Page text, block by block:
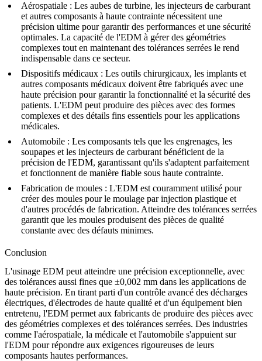
Aérospatiale : Les aubes de turbine, les injecteurs de carburant
et autres composants à haute contrainte nécessitent une
précision ultime pour garantir des performances et une sécurité
optimales. La capacité de l'EDM à gérer des géométries
complexes tout en maintenant des tolérances serrées le rend
indispensable dans ce secteur.
Dispositifs médicaux : Les outils chirurgicaux, les implants et
autres composants médicaux doivent être fabriqués avec une
haute précision pour garantir la fonctionnalité et la sécurité des
patients. L'EDM peut produire des pièces avec des formes
complexes et des détails fins essentiels pour les applications
médicales.
Automobile : Les composants tels que les engrenages, les
soupapes et les injecteurs de carburant bénéficient de la
précision de l'EDM, garantissant qu'ils s'adaptent parfaitement
et fonctionnent de manière fiable sous haute contrainte.
Fabrication de moules : L'EDM est couramment utilisé pour
créer des moules pour le moulage par injection plastique et
d'autres procédés de fabrication. Atteindre des tolérances serrées
garantit que les moules produisent des pièces de qualité
constante avec des défauts minimes.
Conclusion
L'usinage EDM peut atteindre une précision exceptionnelle, avec
des tolérances aussi fines que ±0,002 mm dans les applications de
haute précision. En tirant parti d'un contrôle avancé des décharges
électriques, d'électrodes de haute qualité et d'un équipement bien
entretenu, l'EDM permet aux fabricants de produire des pièces avec
des géométries complexes et des tolérances serrées. Des industries
comme l'aérospatiale, la médicale et l'automobile s'appuient sur
l'EDM pour répondre aux exigences rigoureuses de leurs
composants hautes performances.